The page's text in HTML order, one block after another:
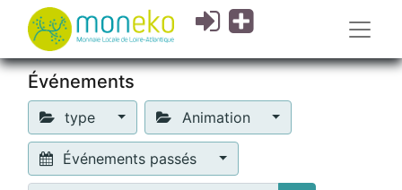
Événements
type Animation
Événements passés